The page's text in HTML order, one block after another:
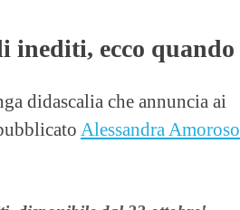
inediti, ecco quando
didascalia che annuncia ai
Alessandra Amoroso